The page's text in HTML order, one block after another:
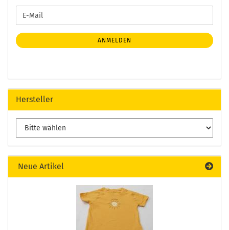
ZUR
ANMELDUNG
E-
Mail
ANMELDEN
Hersteller
Neue Artikel